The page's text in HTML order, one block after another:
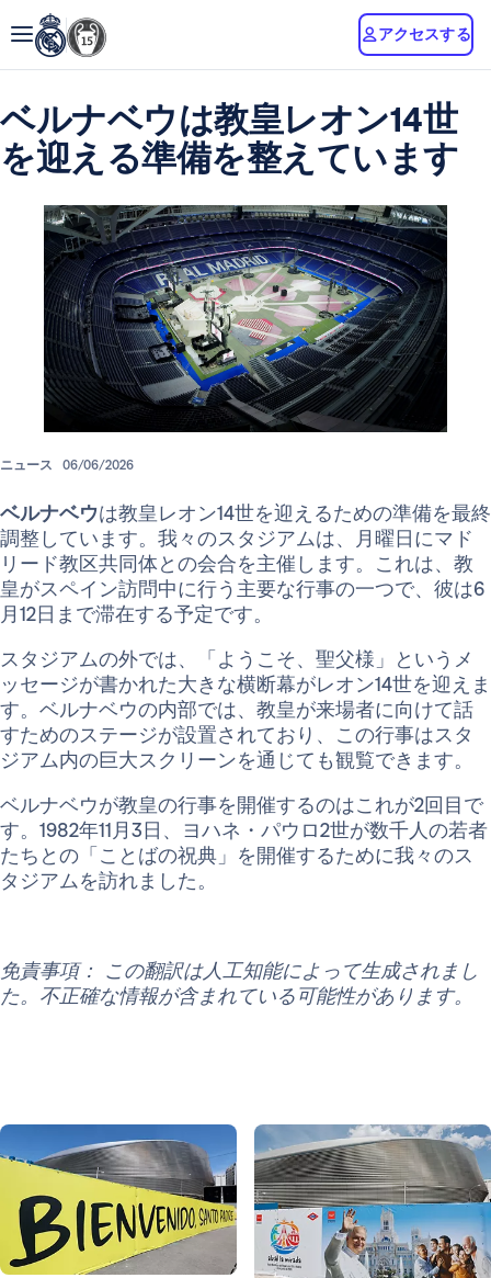
アクセスする
ベルナベウは教皇レオン14世
を迎える準備を整えています
ニュース 06/06/2026
ベルナベウは教皇レオン14世を迎えるための準備を最終
調整しています。我々のスタジアムは、月曜日にマド
リード教区共同体との会合を主催します。これは、教
皇がスペイン訪問中に行う主要な行事の一つで、彼は6
月12日まで滞在する予定です。
スタジアムの外では、「ようこそ、聖父様」というメ
ッセージが書かれた大きな横断幕がレオン14世を迎えま
す。ベルナベウの内部では、教皇が来場者に向けて話
すためのステージが設置されており、この行事はスタ
ジアム内の巨大スクリーンを通じても観覧できます。
ベルナベウが教皇の行事を開催するのはこれが2回目で
す。1982年11月3日、ヨハネ・パウロ2世が数千人の若者
たちとの「ことばの祝典」を開催するために我々のス
タジアムを訪れました。
免責事項： この翻訳は人工知能によって生成されまし
た。不正確な情報が含まれている可能性があります。